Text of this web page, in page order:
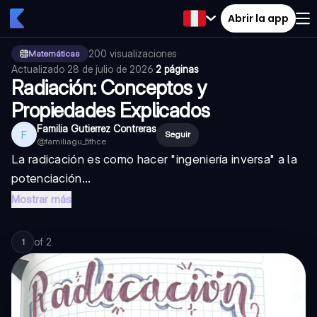
Abrir la app
Matemáticas 200 visualizaciones·
Actualizado 28 de julio de 2026·2 páginas
Radiación: Conceptos y
Propiedades Explicados
F Familia Gutierrez Contreras
@familiagu_5fhce
Seguir
La radicación es como hacer "ingeniería inversa" a la
potenciación...
Mostrar más
1 of 2